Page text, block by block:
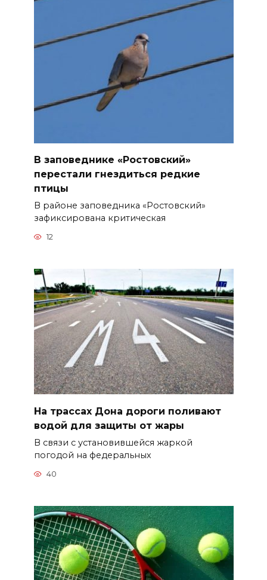
В заповеднике «Ростовский»
перестали гнездиться редкие
птицы
В районе заповедника «Ростовский»
зафиксирована критическая
12
На трассах Дона дороги поливают
водой для защиты от жары
В связи с установившейся жаркой
погодой на федеральных
40